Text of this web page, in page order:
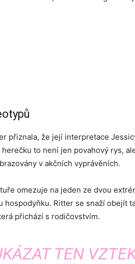
přiznala, že její interpretace
to není jen povahový rys,
v akčních vyprávěních.
omezuje na jeden ze dvou
Ritter se snaží obejít
přichází s rodičovstvím.
TEN